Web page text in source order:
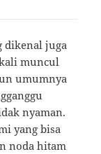
dikenal juga
muncul
umumnya
nyaman.
yang bisa
noda hitam